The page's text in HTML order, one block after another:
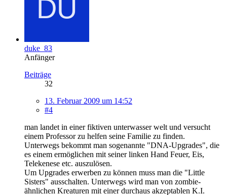
duke_83
Anfänger
Beiträge
32
13. Februar 2009 um 14:52
#4
man landet in einer fiktiven unterwasser welt und versucht
einem Professor zu helfen seine Familie zu finden.
Unterwegs bekommt man sogenannte "DNA-Upgrades", die
es einem ermöglichen mit seiner linken Hand Feuer, Eis,
Telekenese etc. auszulösen.
Um Upgrades erwerben zu können muss man die "Little
Sisters" ausschalten. Unterwegs wird man von zombie-
ähnlichen Kreaturen mit einer durchaus akzeptablen K.I.